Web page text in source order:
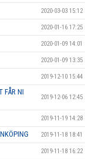
2020-03-03 15:12
2020-01-16 17:25
2020-01-09 14:01
2020-01-09 13:35
2019-12-10 15:44
FÅR NI
2019-12-06 12:45
2019-11-19 14:28
2019-11-18 18:41
2019-11-18 16:22